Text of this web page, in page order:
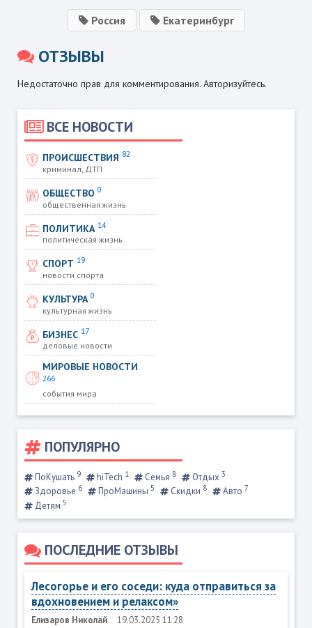
ВСЕ НОВОСТИ
ПРОИСШЕСТВИЯ 82
криминал, ДТП
ОБЩЕСТВО0
общественная жизнь
ПОЛИТИКА 14
политическая жизнь
СПОРТ 19
новости спорта
КУЛЬТУРА0
культурная жизнь
БИЗНЕС 17
деловые новости
МИРОВЫЕ НОВОСТИ
266
события мира
ПОПУЛЯРНО
ПоКушать 9 hiTech 1 Семья 8 Отдых 3
Здоровье 6 ПроМашины 5 Скидки 8 Авто 7
Детям 5
ПОСЛЕДНИЕ ОТЗЫВЫ
Лесогорье и его соседи: куда отправиться за
вдохновением и релаксом»
Елизаров Николай 19.03.2025 11:28
Россия Екатеринбург
ОТЗЫВЫ
Недостаточно прав для комментирования. Авторизуйтесь.